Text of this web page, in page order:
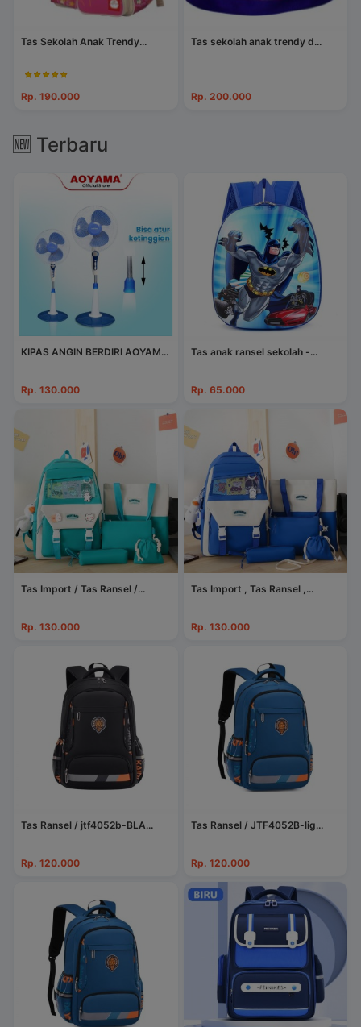
Tas Sekolah Anak Trendy...
Rp. 190.000
Tas sekolah anak trendy d...
Rp. 200.000
🆕 Terbaru
KIPAS ANGIN BERDIRI AOYAM...
Rp. 130.000
Tas anak ransel sekolah -...
Rp. 65.000
Tas Import / Tas Ransel /...
Rp. 130.000
Tas Import , Tas Ransel ,...
Rp. 130.000
Tas Ransel / jtf4052b-BLA...
Rp. 120.000
Tas Ransel / JTF4052B-lig...
Rp. 120.000